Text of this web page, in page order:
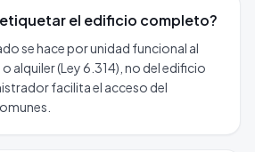
el edificio completo?
se hace por unidad funcional al
alquiler (Ley 6.314), no del edificio
facilita el acceso del